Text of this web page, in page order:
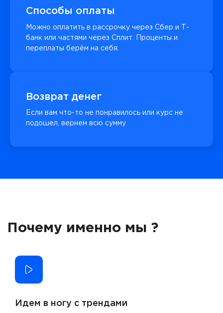
Способы оплаты
Можно оплатить в рассрочку через Сбер и Т-
банк или частями через Сплит. Проценты и
переплаты берём на себя.
Возврат денег
Если вам что-то не понравилось или курс не
подошел, вернем всю сумму
Почему именно мы ?
Идем в ногу с трендами